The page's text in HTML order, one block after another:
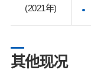
(2021年)
其他现况